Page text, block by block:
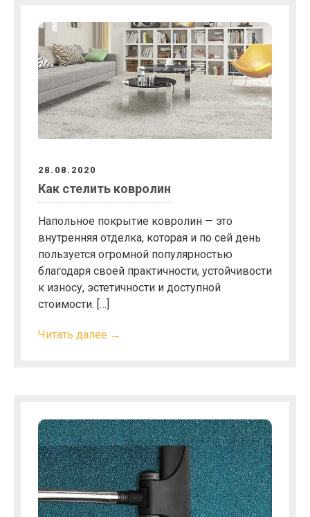
28.08.2020
Как стелить ковролин
Напольное покрытие ковролин — это
внутренняя отделка, которая и по сей день
пользуется огромной популярностью
благодаря своей практичности, устойчивости
к износу, эстетичности и доступной
стоимости. […]
Читать далее →